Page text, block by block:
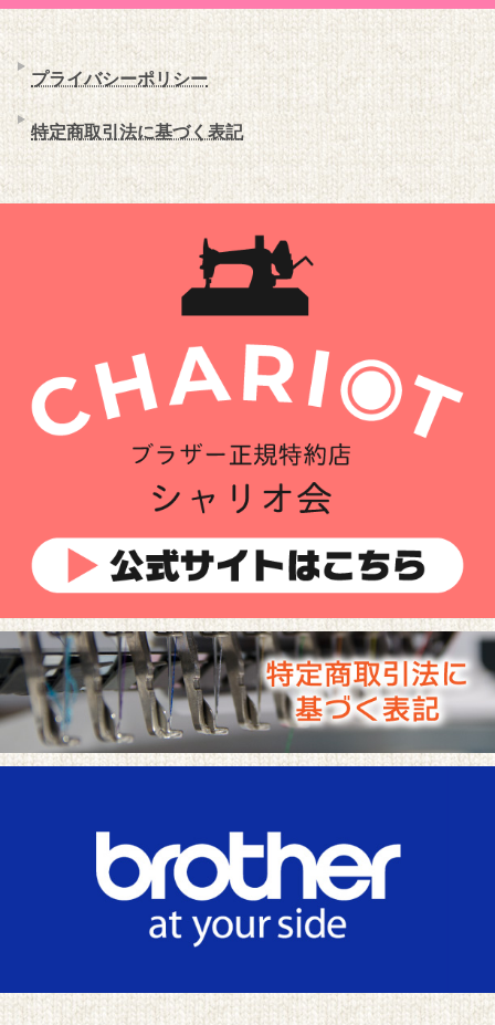
プライバシーポリシー
特定商取引法に基づく表記